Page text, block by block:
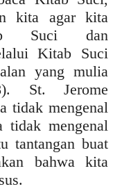
kita agar kita
Suci dan
Kitab Suci
yang mulia
St. Jerome
tidak mengenal
mengenal
tantangan buat
bahwa kita